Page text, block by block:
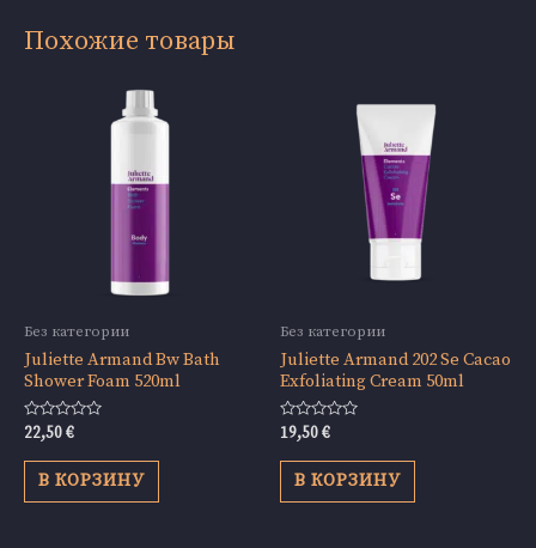
Похожие товары
Без категории
Juliette Armand Bw Bath
Shower Foam 520ml
Оценка
из
22,50€
В КОРЗИНУ
Без категории
Juliette Armand 202 Se Cacao
Exfoliating Cream 50ml
Оценка
из
19,50€
В КОРЗИНУ